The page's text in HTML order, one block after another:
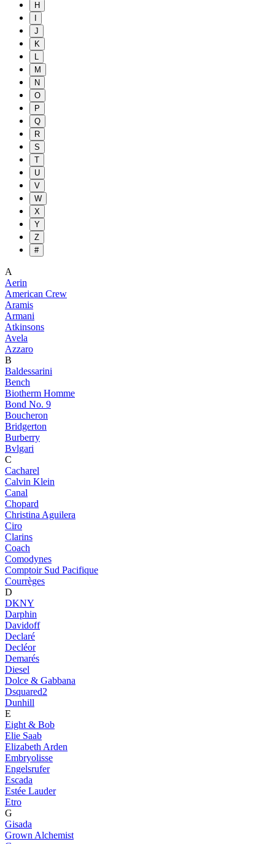
H
J
K
L
M
N
O
P
Q
R
S
T
U
V
W
X
Y
Z
#
A
Aerin
American Crew
Aramis
Armani
Atkinsons
Avela
Azzaro
B
Baldessarini
Bench
Biotherm Homme
Bond No. 9
Boucheron
Bridgerton
Burberry
Bvlgari
C
Cacharel
Calvin Klein
Canal
Chopard
Christina Aguilera
Ciro
Clarins
Coach
Comodynes
Comptoir Sud Pacifique
Courrèges
D
DKNY
Darphin
Davidoff
Declaré
Decléor
Demarés
Diesel
Dolce & Gabbana
Dsquared2
Dunhill
E
Eight & Bob
Elie Saab
Elizabeth Arden
Embryolisse
Engelsrufer
Escada
Estée Lauder
Etro
G
Gisada
Grown Alchemist